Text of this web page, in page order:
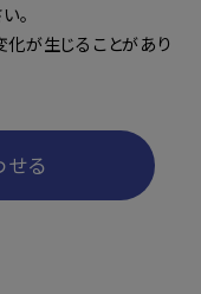
。
が生じることがあり
る